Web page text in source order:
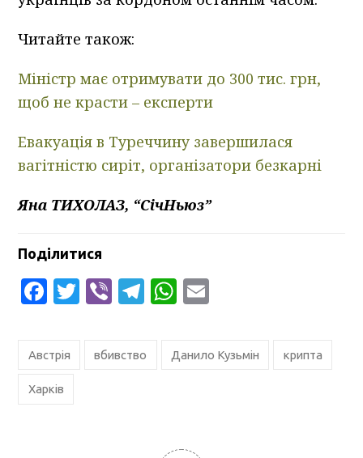
Читайте також:
Міністр має отримувати до 300 тис. грн,
щоб не красти – експерти
Евакуація в Туреччину завершилася
вагітністю сиріт, організатори безкарні
Яна ТИХОЛАЗ, “СічНьюз”
Поділитися
Facebook
Twitter
ViberTelegram
WhatsApp
Австрія вбивство Данило Кузьмін крипта
Харків